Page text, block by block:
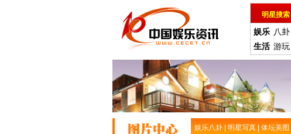
明星搜索
娱乐 八卦
生活 游玩
娱乐八卦 明星写真 体坛美图